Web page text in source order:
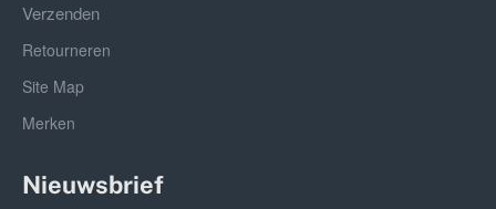
Verzenden
Retourneren
Site Map
Merken
Nieuwsbrief